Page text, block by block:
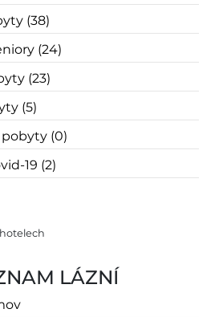
(38)
(24)
(23)
(5)
(0)
19 (2)
LÁZNÍ